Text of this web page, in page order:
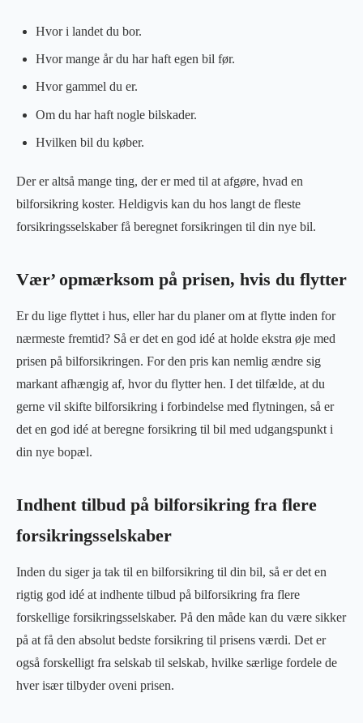
Hvor i landet du bor.
Hvor mange år du har haft egen bil før.
Hvor gammel du er.
Om du har haft nogle bilskader.
Hvilken bil du køber.
Der er altså mange ting, der er med til at afgøre, hvad en
bilforsikring koster. Heldigvis kan du hos langt de fleste
forsikringsselskaber få beregnet forsikringen til din nye bil.
Vær’ opmærksom på prisen, hvis du flytter
Er du lige flyttet i hus, eller har du planer om at flytte inden for
nærmeste fremtid? Så er det en god idé at holde ekstra øje med
prisen på bilforsikringen. For den pris kan nemlig ændre sig
markant afhængig af, hvor du flytter hen. I det tilfælde, at du
gerne vil skifte bilforsikring i forbindelse med flytningen, så er
det en god idé at beregne forsikring til bil med udgangspunkt i
din nye bopæl.
Indhent tilbud på bilforsikring fra flere
forsikringsselskaber
Inden du siger ja tak til en bilforsikring til din bil, så er det en
rigtig god idé at indhente tilbud på bilforsikring fra flere
forskellige forsikringsselskaber. På den måde kan du være sikker
på at få den absolut bedste forsikring til prisens værdi. Det er
også forskelligt fra selskab til selskab, hvilke særlige fordele de
hver især tilbyder oveni prisen.